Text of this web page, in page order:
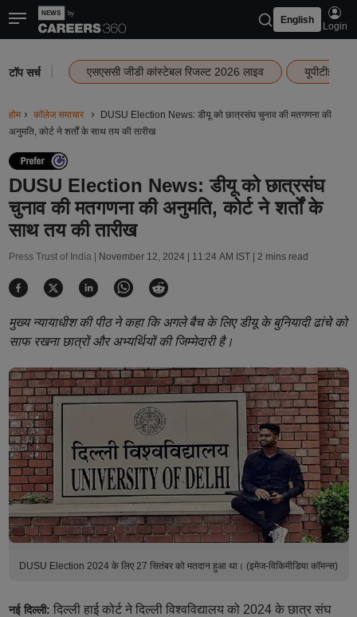
English
Login
टॉप सर्च एसएससी जीडी कांस्टेबल रिजल्ट 2026 लाइव यूपीटीईटी
होम कॉलेज समाचार
DUSU Election News: डीयू को छात्रसंघ चुनाव की मतगणना की
अनुमति, कोर्ट ने शर्तों के साथ तय की तारीख
DUSU Election News: डीयू को छात्रसंघ
चुनाव की मतगणना की अनुमति, कोर्ट ने शर्तों के
साथ तय की तारीख
Press Trust of India | November 12, 2024 | 11:24 AM IST| 2 mins read
मुख्य न्यायाधीश की पीठ ने कहा कि अगले बैच के लिए डीयू के बुनियादी ढांचे को
साफ रखना छात्रों और अभ्यर्थियों की जिम्मेदारी है।
DUSU Election 2024 के लिए 27 सितंबर को मतदान हुआ था। (इमेज-विकिमीडिया कॉमन्स)
नई दिल्ली: दिल्ली हाई कोर्ट ने दिल्ली विश्वविद्यालय को 2024 के छात्र संघ